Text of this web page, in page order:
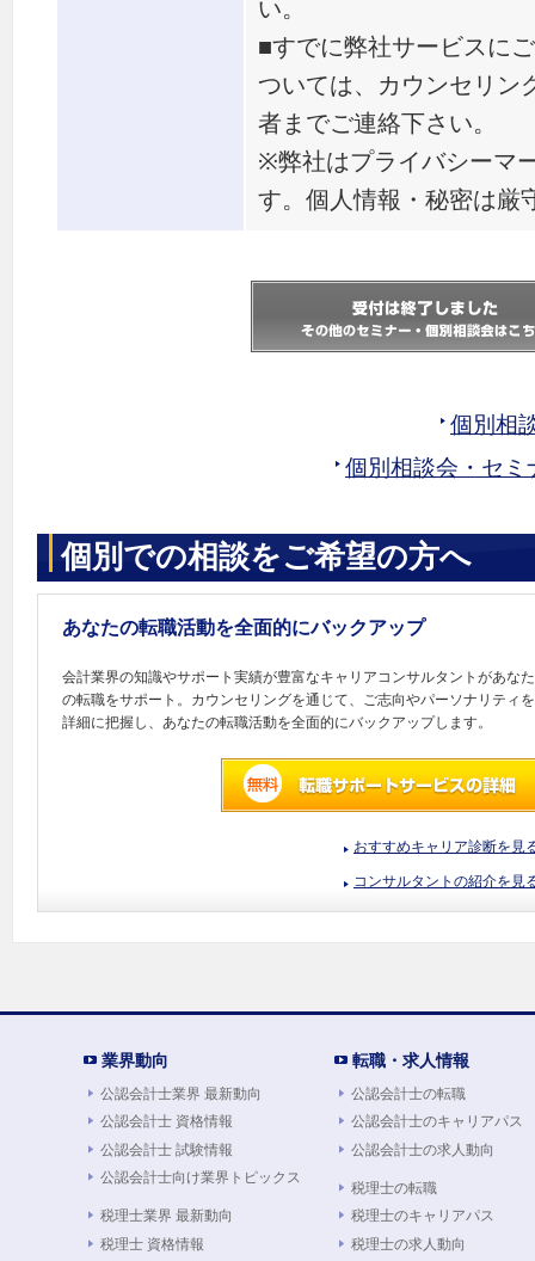
い。
■すでに弊社サービスに
ついては、カウンセリン
者までご連絡下さい。
※弊社はプライバシーマ
す。個人情報・秘密は厳
個別相
個別相談会・セミ
個別での相談をご希望の方へ
あなたの転職活動を全面的にバックアップ
会計業界の知識やサポート実績が豊富なキャリアコンサルタントがあなた
の転職をサポート。カウンセリングを通じて、ご志向やパーソナリティを
詳細に把握し、あなたの転職活動を全面的にバックアップします。
おすすめキャリア診断を見
コンサルタントの紹介を見
業界動向
公認会計士業界 最新動向
公認会計士 資格情報
公認会計士 試験情報
公認会計士向け業界トピックス
税理士業界 最新動向
税理士 資格情報
転職・求人情報
公認会計士の転職
公認会計士のキャリアパス
公認会計士の求人動向
税理士の転職
税理士のキャリアパス
税理士の求人動向